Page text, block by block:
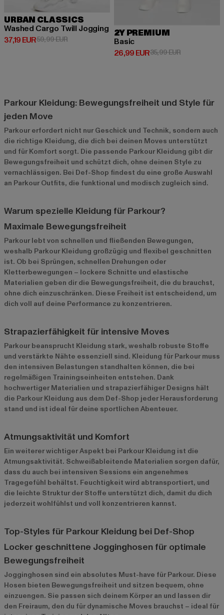
URBAN CLASSICS
Washed Cargo Twill Jogging
37,19 EUR
Derzeitiger Preis: 37,19 EUR
59,99 EURAktionspreis: 59,99 EUR
2Y PREMIUM
Basic
26,99 EUR
Derzeitiger Preis: 26,99 EUR
35,99 EURAktionspreis:
Parkour Kleidung: Bewegungsfreiheit und Style für
jeden Move
Parkour erfordert nicht nur Geschick und Technik, sondern auch
die richtige Kleidung, die dich bei deinen Moves unterstützt
und für Komfort sorgt. Die passende Parkour Kleidung gibt dir
Bewegungsfreiheit und schützt dich, ohne deinen Style zu
vernachlässigen. Bei Def-Shop findest du eine große Auswahl
an Parkour Outfits, die funktional und modisch zugleich sind.
Warum spezielle Kleidung für Parkour?
Maximale Bewegungsfreiheit
Parkour lebt von schnellen und fließenden Bewegungen,
weshalb Parkour Kleidung großzügig und flexibel geschnitten
ist. Ob bei Sprüngen, schnellen Drehungen oder
Kletterbewegungen – lockere Schnitte und elastische
Materialien geben dir die Bewegungsfreiheit, die du brauchst,
ohne dich einzuschränken. Diese Freiheit ist entscheidend, um
dich voll auf deine Performance zu konzentrieren.
Strapazierfähigkeit für intensive Moves
Parkour beansprucht Kleidung stark, weshalb robuste Stoffe
und verstärkte Nähte essenziell sind. Kleidung für Parkour muss
den intensiven Belastungen standhalten können, die bei
regelmäßigen Trainingseinheiten entstehen. Dank
hochwertiger Materialien und strapazierfähiger Designs hält
die Parkour Kleidung aus dem Def-Shop jeder Herausforderung
stand und ist ideal für deine sportlichen Abenteuer.
Atmungsaktivität und Komfort
Ein weiterer wichtiger Aspekt bei Parkour Kleidung ist die
Atmungsaktivität. Schweißableitende Materialien sorgen dafür,
dass du auch bei intensiven Sessions ein angenehmes
Tragegefühl behältst. Feuchtigkeit wird abtransportiert, und
die leichte Struktur der Stoffe unterstützt dich, damit du dich
jederzeit wohlfühlst und voll konzentrieren kannst.
Top-Styles für Parkour Kleidung bei Def-Shop
Locker geschnittene Jogginghosen für optimale
Bewegungsfreiheit
Jogginghosen sind ein absolutes Must-have für Parkour. Diese
Hosen bieten Bewegungsfreiheit und sitzen bequem, ohne
einzuengen. Sie passen sich deinem Körper an und lassen dir
den Freiraum, den du für dynamische Moves brauchst – ideal für